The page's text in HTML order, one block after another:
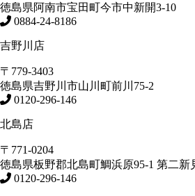
徳島県阿南市宝田町今市中新開3-10
0884-24-8186
吉野川店
〒779-3403
徳島県吉野川市山川町前川75-2
0120-296-146
北島店
〒771-0204
徳島県板野郡北島町鯛浜原95-1 第二新
0120-296-146